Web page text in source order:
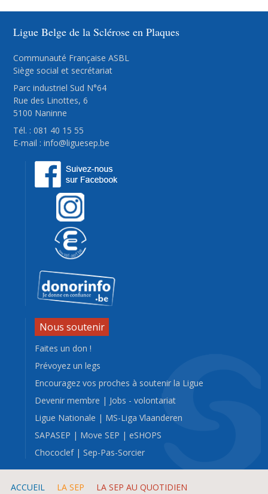
Ligue Belge de la Sclérose en Plaques
Communauté Française ASBL
Siège social et secrétariat
Parc industriel Sud N°64
Rue des Linottes, 6
5100 Naninne
Tél. : 081 40 15 55
E-mail :info@liguesep.be
Nous soutenir
Faites un don !
Prévoyez un legs
Encouragez vos proches à soutenir la Ligue
Devenir membre | Jobs - volontariat
Ligue Nationale | MS-Liga Vlaanderen
SAPASEP | Move SEP |eSHOPS
Chococlef|Sep-Pas-Sorcier
ACCUEIL LA SEP LA SEP AU QUOTIDIEN